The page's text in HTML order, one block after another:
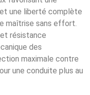
une liberté complète
maîtrise sans effort.
résistance
des
maximale contre
une conduite plus au